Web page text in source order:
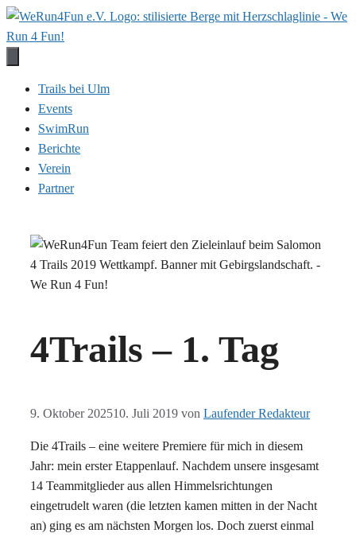
Zum
Inhalt
Trails bei Ulm
Events
SwimRun
Berichte
Verein
Partner
4Trails – 1. Tag
9. Oktober 202510. Juli 2019 von Laufender Redakteur
Die 4Trails – eine weitere Premiere für mich in diesem
Jahr: mein erster Etappenlauf. Nachdem unsere insgesamt
14 Teammitglieder aus allen Himmelsrichtungen
eingetrudelt waren (die letzten kamen mitten in der Nacht
an) ging es am nächsten Morgen los. Doch zuerst einmal